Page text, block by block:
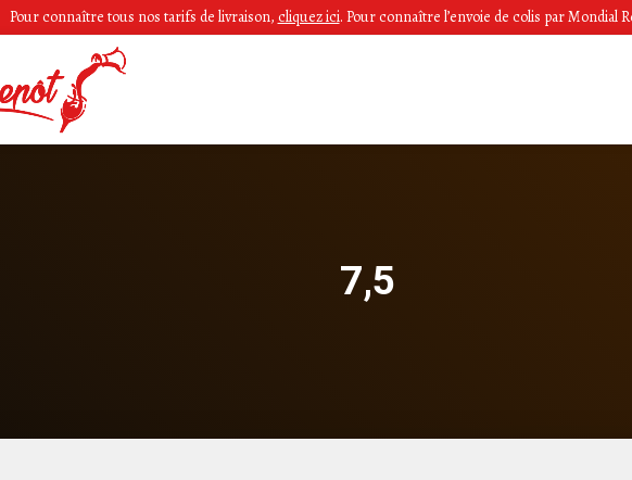
Pour connaître tous nos tarifs de livraison, cliquez ici. Pour connaître l’envoie de colis par Mondial
7,5